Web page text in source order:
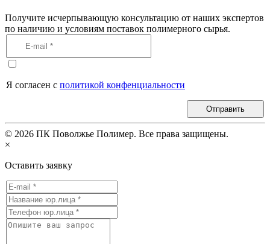
Получите исчерпывающую консультацию от наших экспертов
по наличию и условиям поставок полимерного сырья.
Я согласен с политикой конфенциальности
Отправить
© 2026 ПК Поволжье Полимер. Все права защищены.
×
Оставить заявку